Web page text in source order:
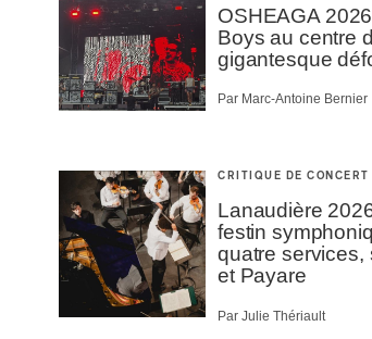
OSHEAGA
Boys au centre
gigantesque
Par Marc-Antoine Bernier
CRITIQUE DE CONCERT
Lanaudière
festin
quatre services,
et Payare
Par Julie Thériault